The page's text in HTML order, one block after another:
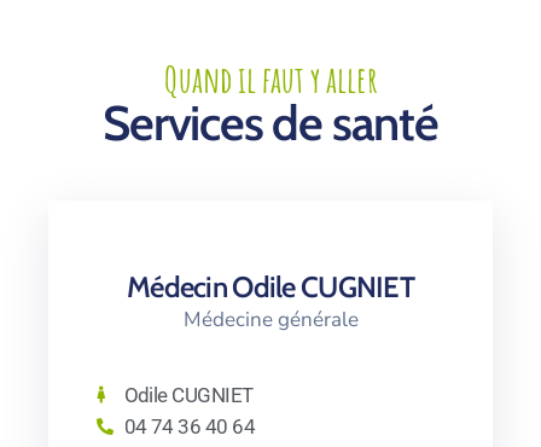
Quand il faut y aller
Services de santé
Médecin Odile CUGNIET
Médecine générale
Odile CUGNIET
04 74 36 40 64